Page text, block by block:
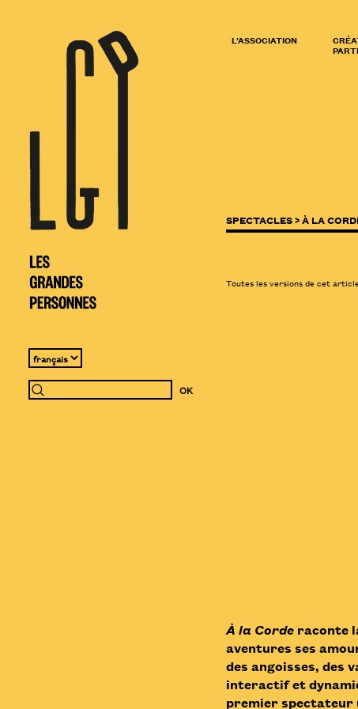
L’ASSOCIATION
SPECTACLES >À LA
Toutes les versions de cet
À la Corde raconte
aventures ses
des angoisses, des
interactif et
premier spectateur